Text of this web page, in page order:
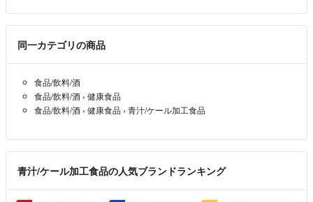
同一カテゴリの商品
食品/飲料/酒
食品/飲料/酒 › 健康食品
食品/飲料/酒 › 健康食品 › 青汁/ケール加工食品
青汁/ケール加工食品の人気ブランドランキング